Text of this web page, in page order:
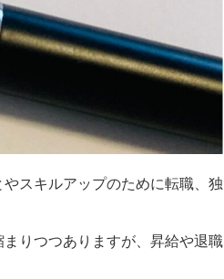
スキルアップのために転職、独
りつつありますが、昇給や退職